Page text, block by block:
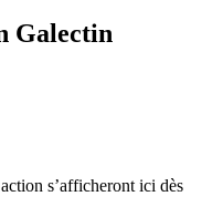
Galectin
s’afficheront ici dès